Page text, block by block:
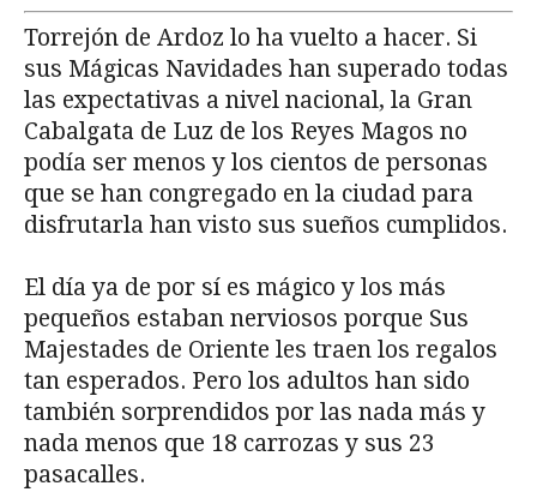
Torrejón de Ardoz lo ha vuelto a hacer. Si
sus Mágicas Navidades han superado todas
las expectativas a nivel nacional, la Gran
Cabalgata de Luz de los Reyes Magos no
podía ser menos y los cientos de personas
que se han congregado en la ciudad para
disfrutarla han visto sus sueños cumplidos.
El día ya de por sí es mágico y los más
pequeños estaban nerviosos porque Sus
Majestades de Oriente les traen los regalos
tan esperados. Pero los adultos han sido
también sorprendidos por las nada más y
nada menos que 18 carrozas y sus 23
pasacalles.